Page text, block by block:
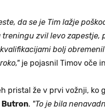
da se je Tim lažje
treningu zvil levo zapestje,
bolj
je pojasnil Timov oče
pristal že v prvi vožnji, ko
. "To je bila